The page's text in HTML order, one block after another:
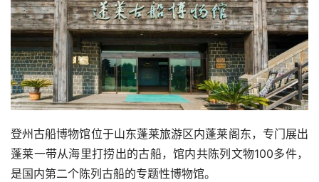
登州古船博物馆位于山东蓬莱旅游区内蓬莱阁东，专门展出
蓬莱一带从海里打捞出的古船，馆内共陈列文物100多件，
是国内第二个陈列古船的专题性博物馆。